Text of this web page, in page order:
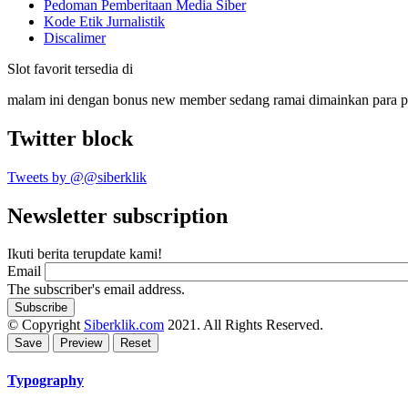
Pedoman Pemberitaan Media Siber
Kode Etik Jurnalistik
Discalimer
Slot favorit tersedia di
malam ini dengan bonus new member sedang ramai dimainkan para
Twitter block
Tweets by @@siberklik
Newsletter subscription
Ikuti berita terupdate kami!
Email
The subscriber's email address.
© Copyright Siberklik.com 2021. All Rights Reserved.
Typography